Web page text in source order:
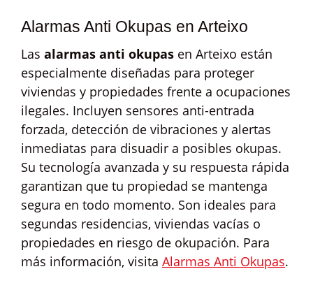
Alarmas Anti Okupas en Arteixo
Las alarmas anti okupas en Arteixo están
especialmente diseñadas para proteger
viviendas y propiedades frente a ocupaciones
ilegales. Incluyen sensores anti-entrada
forzada, detección de vibraciones y alertas
inmediatas para disuadir a posibles okupas.
Su tecnología avanzada y su respuesta rápida
garantizan que tu propiedad se mantenga
segura en todo momento. Son ideales para
segundas residencias, viviendas vacías o
propiedades en riesgo de okupación. Para
más información, visita Alarmas Anti Okupas.